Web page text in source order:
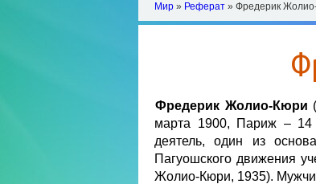
Мир » Реферат » Фредерик
Фредерик Жолио-Кюри
марта 1900, Париж – 14
деятель, один из
Пагуошского движения
Жолио-Кюри, 1935).